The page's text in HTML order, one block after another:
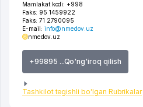
Mamlakat kodi: +998
Faks: 95 1459922
Faks: 71 2790095
E-mail: info@nmedov.uz
nmedov.uz
+99895 ...Qo'ng'iroq qilish
Tashkilot tegishli bo'lgan Rubrikalar